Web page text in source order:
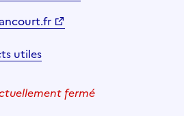
utiles
fermé